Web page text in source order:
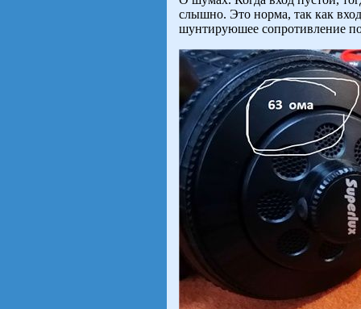
слышно. Это норма, так как
шунтируюшее сопротивление